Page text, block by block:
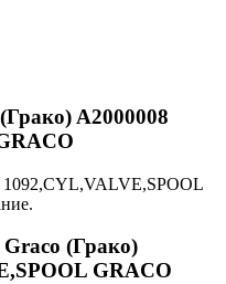
A2000008
1092,CYL,VALVE,SPOOL
(Грако)
GRACO